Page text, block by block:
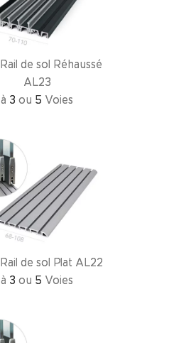
Rail de sol Réhaussé
AL23
à 3 ou 5 Voies
Rail de sol Plat AL22
à 3 ou 5 Voies